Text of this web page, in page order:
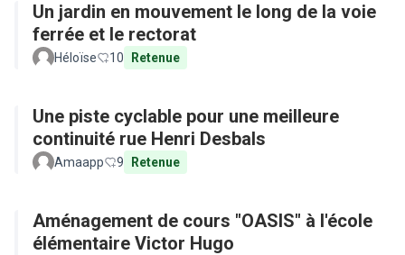
Un jardin en mouvement le long de la voie
ferrée et le rectorat
Héloïse 10 Retenue
Une piste cyclable pour une meilleure
continuité rue Henri Desbals
Amaapp 9 Retenue
Aménagement de cours "OASIS" à l'école
élémentaire Victor Hugo